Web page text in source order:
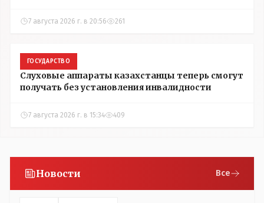
7 августа 2026 г. в 20:56 261
ГОСУДАРСТВО
Слуховые аппараты казахстанцы теперь смогут
получать без установления инвалидности
7 августа 2026 г. в 15:34 409
Новости Все